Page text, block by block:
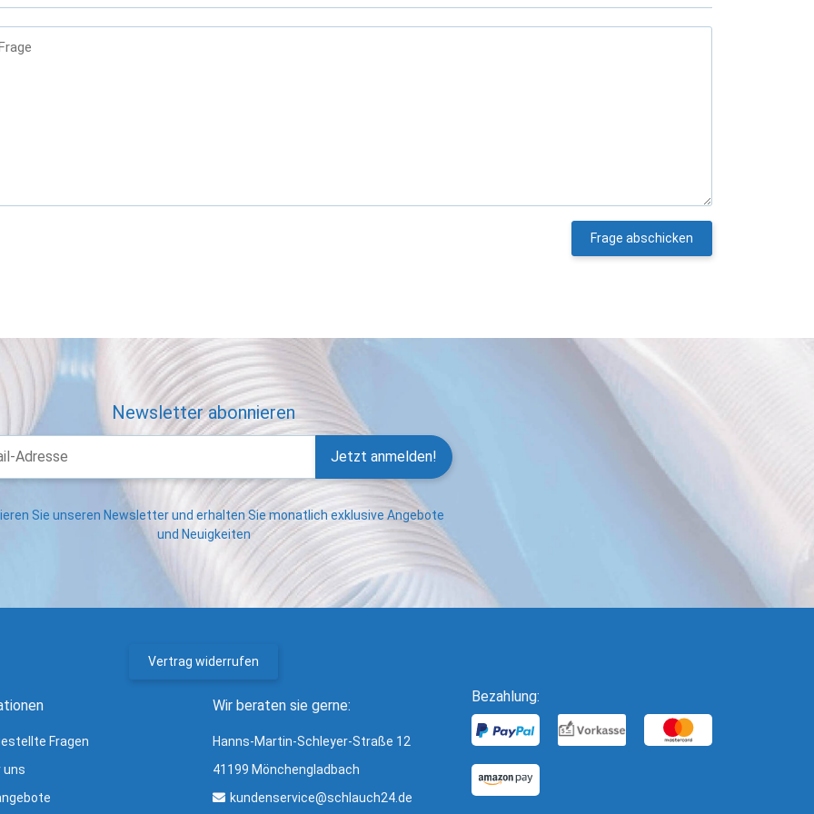
Frage abschicken
Newsletter abonnieren
Jetzt anmelden!
Sie unseren Newsletter und erhalten Sie monatlich exklusive Angebote
und Neuigkeiten
Vertrag widerrufen
Fragen
uns
Wir beraten sie gerne:
Hanns-Martin-Schleyer-Straße 12
41199 Mönchengladbach
kundenservice@schlauch24.de
Bezahlung: